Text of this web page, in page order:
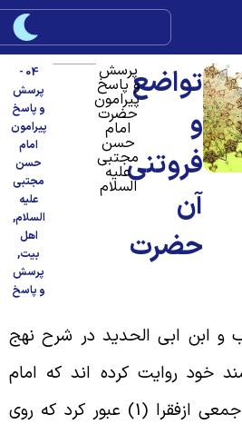
تواضع
و
فروتنی
آن
حضرت
پرسش
و پاسخ
پیرامون
حضرت
امام
حسن
مجتبی
علیه
السلام
04 -
پرسش
و پاسخ
پیرامون
امام
حسن
مجتبی
علیه
السلام,
اهل
بیت,
پرسش
و پاسخ
ابن ابی الحدید در شرح نهج
خود روایت کرده اند که امام
حسن بن علی (ع) بر جمعی ازفقرا (1) عبور کرد که روی